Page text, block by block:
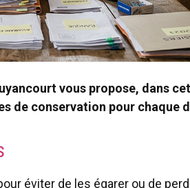
vous propose, dans
de conservation pour chaque
éviter de les égarer ou de